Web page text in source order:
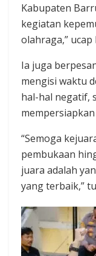
Kabupaten
kegiatan
olahraga,”
Ia juga
mengisi waktu
hal-hal negatif,
“Semoga
pembukaan
juara adalah
yang terbaik,”